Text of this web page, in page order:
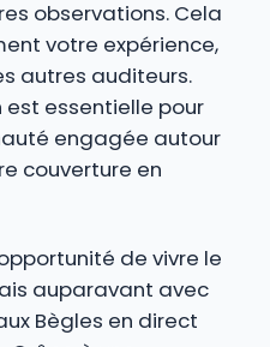
observations. Cela
votre expérience,
autres auditeurs.
essentielle pour
engagée autour
couverture en
de vivre le
auparavant avec
Bègles en direct